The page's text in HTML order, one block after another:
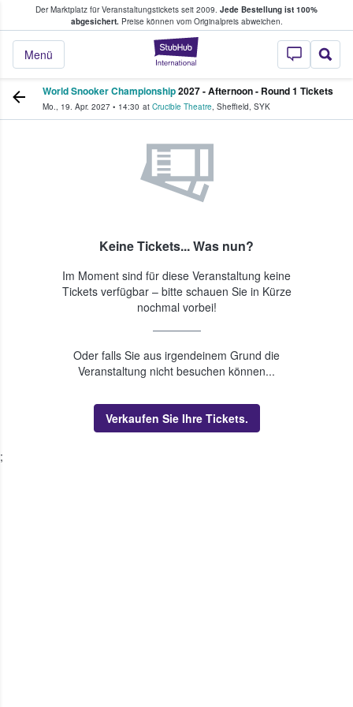
Der Marktplatz für Veranstaltungstickets seit 2009. Jede Bestellung ist 100%
abgesichert.Preise können vom Originalpreis abweichen.
StubHub - Wo
Menü
Tickets kaufen & verkaufen
World Snooker Championship2027 - Afternoon - Round 1 Tickets
Mo., 19. Apr. 2027 • 14:30 at Crucible Theatre, Sheffield, SYK
Keine Tickets... Was nun?
Im Moment sind für diese Veranstaltung keine
Tickets verfügbar – bitte schauen Sie in Kürze
nochmal vorbei!
Oder falls Sie aus irgendeinem Grund die
Veranstaltung nicht besuchen können...
Verkaufen Sie Ihre Tickets.
;